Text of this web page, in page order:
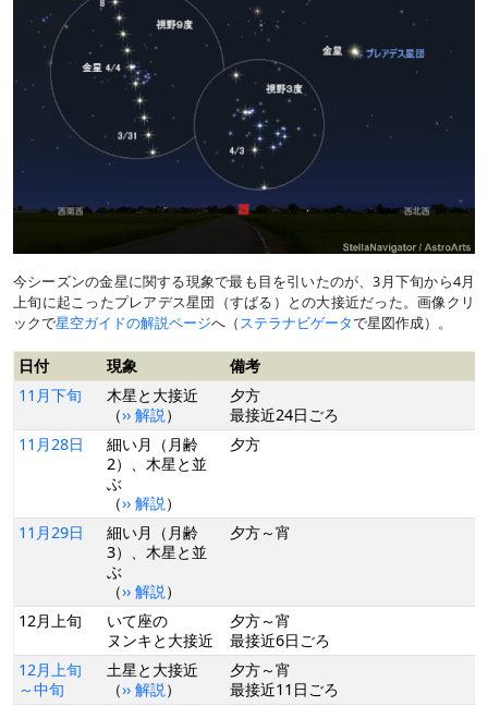
今シーズンの金星に関する現象で最も目を引いたのが、3月下旬から4月
上旬に起こったプレアデス星団（すばる）との大接近だった。画像クリ
ックで星空ガイドの解説ページへ（ステラナビゲータで星図作成）。
日付 現象
備考
11月下旬
木星と大接近
（›› 解説）
夕方
最接近24日ごろ
11月28日
細い月（月齢
2）、木星と並
ぶ
（›› 解説）
夕方
11月29日
細い月（月齢
3）、木星と並
ぶ
（›› 解説）
夕方～宵
12月上旬
いて座の
ヌンキと大接近
夕方～宵
最接近6日ごろ
12月上旬
～中旬
土星と大接近
（›› 解説）
夕方～宵
最接近11日ごろ